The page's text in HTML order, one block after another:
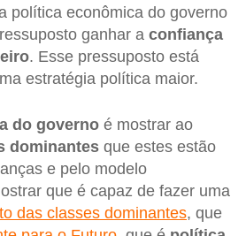
política econômica do governo
ganhar a confiança
. Esse pressuposto está
estratégia política maior.
do governo é mostrar ao
dominantes que estes estão
e pelo modelo
que é capaz de fazer uma
das classes dominantes, que